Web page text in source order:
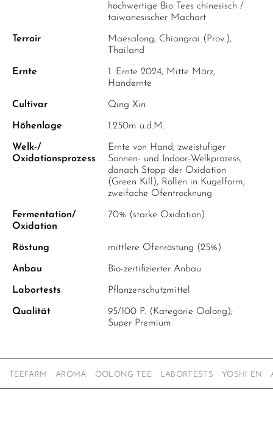
hochwertige Bio Tees chinesisch /
taiwanesischer Machart
Terroir
Maesalong, Chiangrai (Prov.),
Thailand
Ernte
1. Ernte 2024, Mitte März,
Handernte
Cultivar Qing Xin
Höhenlage 1.250m ü.d.M.
Welk-/
Oxidationsprozess
Ernte von Hand, zweistufiger
Sonnen- und Indoor-Welkprozess,
danach Stopp der Oxidation
(Green Kill), Rollen in Kugelform,
zweifache Ofentrocknung
Fermentation/
Oxidation
70% (starke Oxidation)
Röstung mittlere Ofenröstung (25%)
Anbau Bio-zertifizierter Anbau
Labortests Pflanzenschutzmittel
Qualität
95/100 P. (Kategorie Oolong);
Super Premium
TEEFARM AROMA OOLONG TEE LABORTESTS YOSHI EN